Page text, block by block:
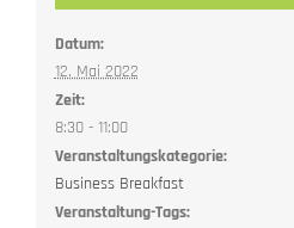
Datum:
12. Mai 2022
Zeit:
8:30 - 11:00
Veranstaltungskategorie:
Business Breakfast
Veranstaltung-Tags: